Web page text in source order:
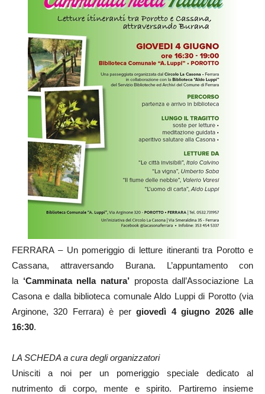
FERRARA – Un pomeriggio di letture itineranti tra Porotto e
Cassana, attraversando Burana. L’appuntamento con
la ‘Camminata nella natura’ proposta dall’Associazione La
Casona e dalla biblioteca comunale Aldo Luppi di Porotto (via
Arginone, 320 Ferrara) è pergiovedì 4 giugno 2026 alle
16:30.
LA SCHEDA a cura degli organizzatori
Unisciti a noi per un pomeriggio speciale dedicato al
nutrimento di corpo, mente e spirito. Partiremo insieme